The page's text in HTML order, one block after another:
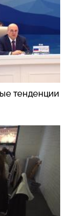
тенденции